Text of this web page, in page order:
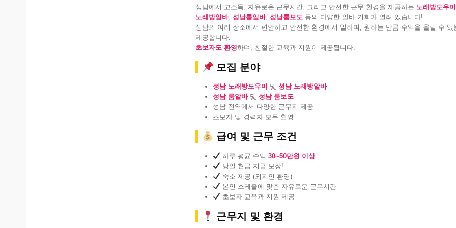
성남에서 고소득, 자유로운 근무시간, 그리고 안전한 근무 환경을 제공하는 노래방도우
노래방알바, 성남룸알바, 성남룸보도 등의 다양한 알바 기회가 열려 있습니다!
성남의 여러 장소에서 편안하고 안전한 환경에서 일하며, 원하는 만큼 수익을 올릴 수 있
제공합니다.
초보자도 환영하며, 친절한 교육과 지원이 제공됩니다.
모집 분야
성남 노래방도우미 및 성남 노래방알바
성남 룸알바및 성남 룸보도
성남 전역에서 다양한 근무지 제공
초보자 및 경력자 모두 환영
급여 및 근무 조건
하루 평균 수익 30~50만원 이상
당일 현금 지급 보장!
숙소 제공 (외지인 환영)
본인 스케줄에 맞춘 자유로운 근무시간
초보자 교육과 지원 제공
근무지 및 환경